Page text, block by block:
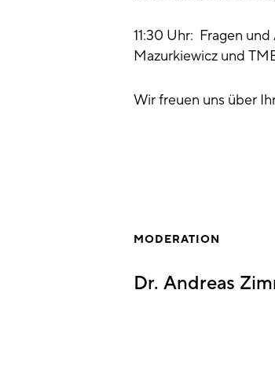
11:30 Uhr: Fragen
Mazurkiewicz und
Wir freuen uns über
MODERATION
Dr. Andreas